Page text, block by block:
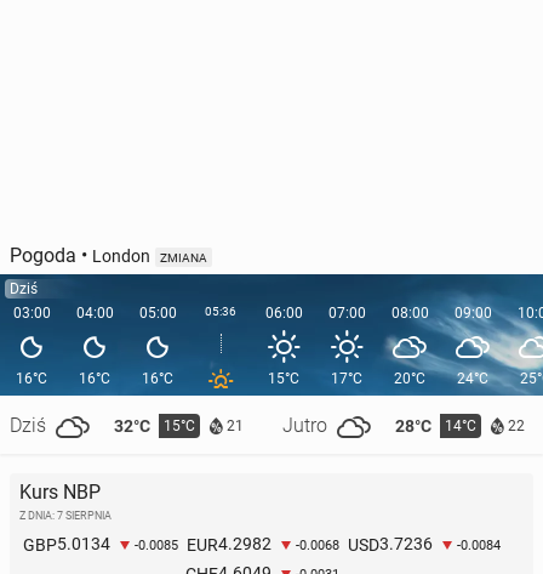
Pogoda • London ZMIANA
Dziś
03:00
16°C
Dziś 32°C 15°C 21 Jutro 28°C 14°C 22
04:00
16°C
05:00
16°C
05:36 06:00
15°C
07:00
17°C
08:00
20°C
09:00
24°C
Kurs NBP
Z DNIA: 7 SIERPNIA
GBP5.0134 -0.0085 EUR4.2982 -0.0068 USD3.7236 -0.0084